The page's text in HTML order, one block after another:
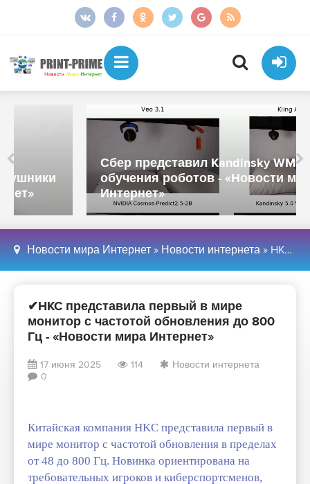
Сбер представил Kandinsky WM 1.0 для
обучения роботов - «Новости мира
Интернет»
Новости мира Интернет » Новости интернета » HKC представила первый в мире монитор с частотой обновления до 800 Гц - «Новости мира Интернет»
✔HKC представила первый в мире
монитор с частотой обновления до 800
Гц - «Новости мира Интернет»
17 июня 2025 114
Новости интернета
0
Китайская компания HKC представила первый в
мире монитор с частотой обновления в пределах
от 48 до 800 Гц. Новинка ориентирована на
требовательных игроков и киберспортсменов,